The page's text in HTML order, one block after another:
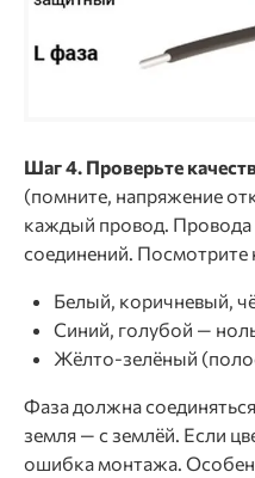
Шаг 4. Проверьте
(помните, напряжение
каждый провод. Провода
соединений. Посмотрите
Белый, коричневый,
Синий, голубой —
Жёлто-зелёный
Фаза должна
земля — с землёй. Если
ошибка монтажа.